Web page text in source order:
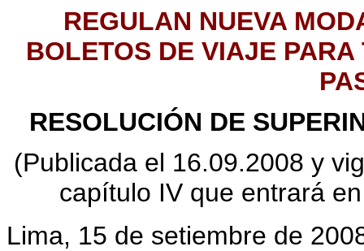
REGULAN NUEVA
BOLETOS DE VIAJE
RESOLUCIÓN DE
(Publicada el 16.09.2008 y
capítulo IV que entrará
Lima, 15 de setiembre de